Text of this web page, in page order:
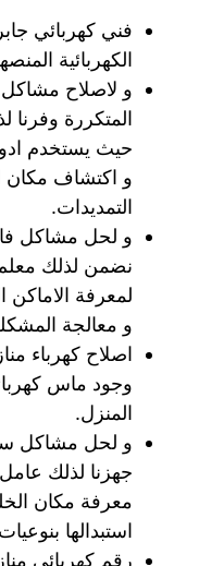
فني كهربائي
الكهربائية
و لاصلاح مشاكل
المتكررة وفرنا
حيث يستخدم
و اكتشاف
التمديدات.
و لحل مشاكل
نضمن لذلك
لمعرفة الاماكن
و معالجة
اصلاح كهرباء
وجود ماس
المنزل.
و لحل مشاكل
معرفة مكان
استبدالها
رقم كهربائي